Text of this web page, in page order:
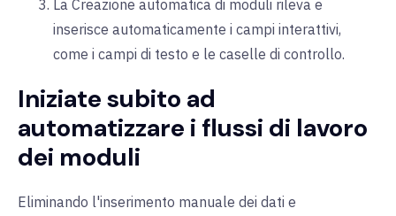
La Creazione automatica di moduli rileva e
inserisce automaticamente i campi interattivi,
come i campi di testo e le caselle di controllo.
Iniziate subito ad
automatizzare i flussi di lavoro
dei moduli
Eliminando l'inserimento manuale dei dati e